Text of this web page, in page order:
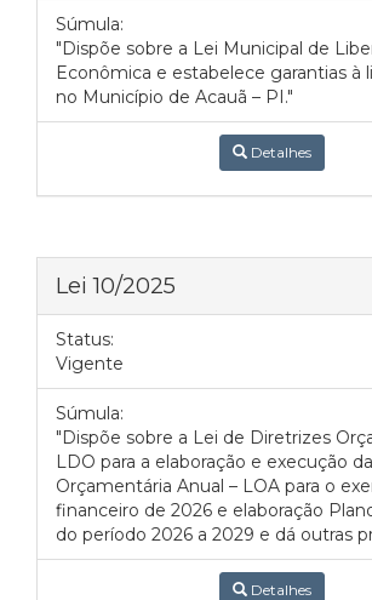
Súmula:
"Dispõe sobre a Lei Municipal de
Econômica e estabelece garantias à
no Município de Acauã – PI."
Detalhes
Lei 10/2025
Status:
Vigente
Súmula:
"Dispõe sobre a Lei de Diretrizes
LDO para a elaboração e execução
Orçamentária Anual – LOA para o
financeiro de 2026 e elaboração
do período 2026 a 2029 e dá outras
Detalhes